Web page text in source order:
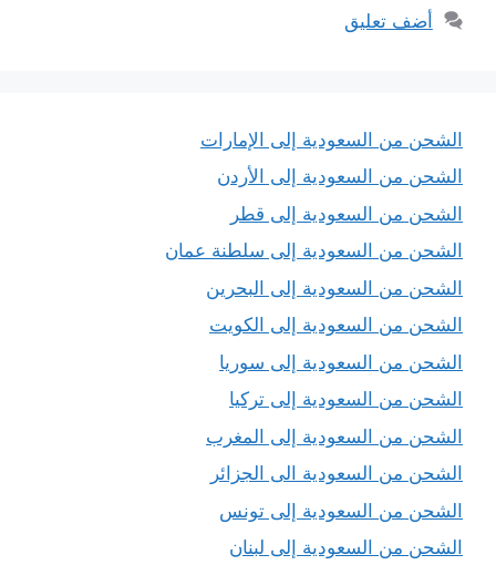
أضف تعليق
الشحن من السعودية إلى الإمارات
الشحن من السعودية إلى الأردن
الشحن من السعودية إلى قطر
الشحن من السعودية إلى سلطنة عمان
الشحن من السعودية إلى البحرين
الشحن من السعودية إلى الكويت
الشحن من السعودية إلى سوريا
الشحن من السعودية إلى تركيا
الشحن من السعودية إلى المغرب
الشحن من السعودية الى الجزائر
الشحن من السعودية إلى تونس
الشحن من السعودية إلى لبنان